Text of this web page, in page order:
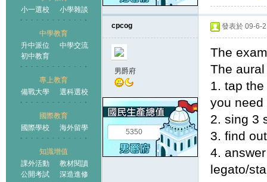
小一選校
小學雜談
中學教育
升中派位
中學交流
初中教育
專上教育
備戰大學
選科選校
國際教育
國際學校
海外留學
知識增值
課外活動
教材閱讀
公開考試
深造進修
cpcog
男爵府
5350
發表於 09-6-
The
The
1. tap
you
2. sing 3
3. find
4.
legato/